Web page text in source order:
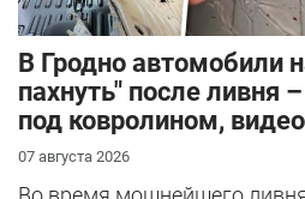
В Гродно автомобили
пахнуть" после ливня
под ковролином, видео
07 августа 2026